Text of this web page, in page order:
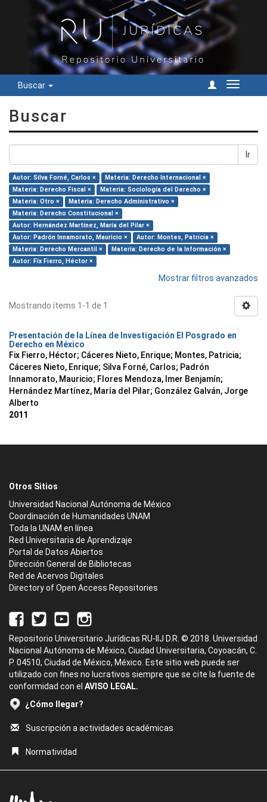
Buscar
Cambiar
Buscar
Ir
Autor: Silva Forné, Carlos ×
Materia: Derecho Internacional ×
Materia: Derecho Fiscal ×
Materia: Sociología del Derecho ×
Materia: Otro ×
Materia: Derecho Administrativo ×
Materia: Derecho Constitucional ×
Autor: Hernández Martínez, María del Pilar ×
Autor: Padrón Innamorato, Mauricio ×
Autor: Montes, Patricia ×
Materia: Derecho Mercantil ×
Materia: Derecho de la Información ×
Autor: Fix Fierro, Héctor ×
Mostrar filtros avanzados
Mostrando ítems 1-1 de 1
Presentación de la Línea de Investigación El Posgrado en
Derecho en México
Fix Fierro, Héctor; Cáceres Nieto, Enrique; Montes, Patricia;
Cáceres Nieto, Enrique; Silva Forné, Carlos; Padrón
Innamorato, Mauricio; Flores Mendoza, Imer Benjamín;
Hernández Martínez, María del Pilar; González Galván, Jorge
Alberto
2011
Otros Sitios
Universidad Nacional Autónoma de México
Coordinación de Humanidades UNAM
Toda la UNAM en línea
Red Universitaria de Aprendizaje
Portal de Datos Abiertos
Dirección General de Bibliotecas
Red de Acervos Digitales
Directory of Open Access Repositories
Repositorio Universitario Jurídicas RU-IIJ D.R. © 2018. Universidad
Nacional Autónoma de México, Ciudad Universitaria, Coyoacán, C.
P. 04510, Ciudad de México, México. Este sitio web puede ser
utilizado con fines no lucrativos siempre que se cite la fuente de
conformidad con el AVISO LEGAL.
¿Cómo llegar?
Suscripción a actividades académicas
Normatividad